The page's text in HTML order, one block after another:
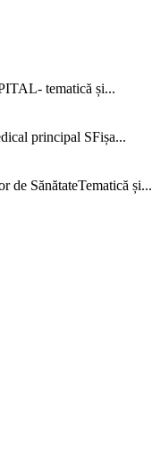
tematică și...
principal SFișa...
SănătateTematică și...